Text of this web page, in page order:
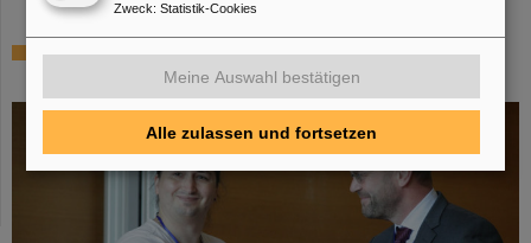
„Silicon Science Award“ für CBM-
Doktorarbeit
Zweck: Statistik-Cookies
Meine Auswahl bestätigen
Alle zulassen und fortsetzen